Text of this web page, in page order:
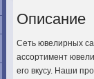
Описание
Сеть ювелирных
ассортимент
его вкусу. Наши